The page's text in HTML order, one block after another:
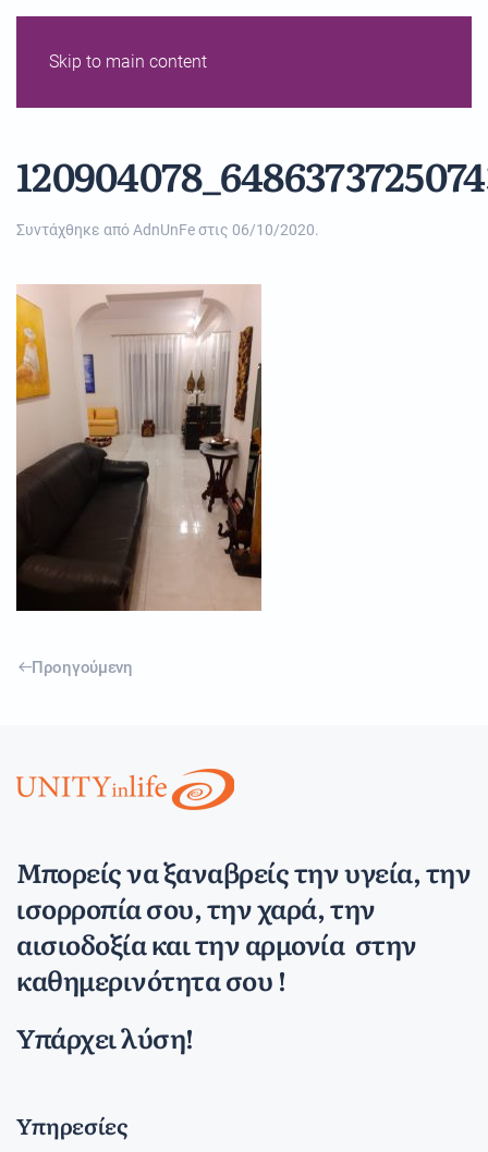
Skip to main content
Συντάχθηκε απόAdnUnFeστις 06/10/2020.
Προηγούμενη
Μπορείς να ξαναβρείς την υγεία, την
ισορροπία σου, την χαρά, την
αισιοδοξία και την αρμονία στην
καθημερινότητα σου !
Υπάρχει λύση!
Υπηρεσίες